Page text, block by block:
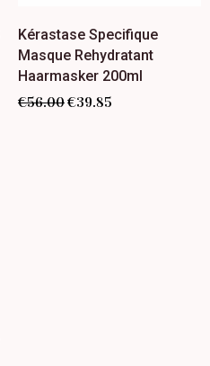
Kérastase Specifique
Masque Rehydratant
Haarmasker 200ml
€56.00€39.85